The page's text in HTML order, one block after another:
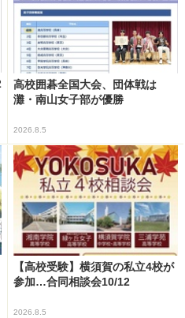
高校囲碁全国大会、団体戦は
灘・南山女子部が優勝
2026.8.5
【高校受験】横須賀の私立4校が
参加…合同相談会10/12
2026.8.5